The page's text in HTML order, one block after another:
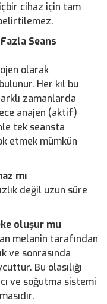
cihaz için tam
Seans
olarak
Her kıl bu
zamanlarda
anajen (aktif)
tek seansta
etmek mümkün
mı
değil uzun süre
oluşur mu
melanin tarafından
ve sonrasında
Bu olasılığı
ve soğutma sistemi